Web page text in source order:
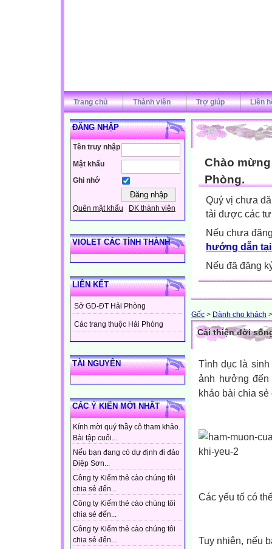
Trang chủ Thành viên Trợ giúp Liên
ĐĂNG NHẬP
Tên truy nhập
Mật khẩu
Ghi nhớ
Quên mật khẩu ĐK thành viên
VIOLET CÁC TỈNH THÀNH
LIÊN KẾT
Sở GD-ĐT Hải Phòng
Các trang thuộc Hải Phòng
TÀI NGUYÊN
CÁC Ý KIẾN MỚI NHẤT
Kính mời quý thầy cô tham khảo.
Bài tập cuối...
Nếu bạn đang có dự định đi đảo
Điệp Sơn...
Công ty Kiếm thẻ cào chúng tôi
chia sẻ đến...
Công ty Kiếm thẻ cào chúng tôi
chia sẻ đến...
Công ty Kiếm thẻ cào chúng tôi
chia sẻ đến...
Chào
Phòng.
Quý vị chưa
tải được các
Nếu chưa
hướng dẫn
Nếu đã đăng
Gốc > Dành cho khách >
Cải thiện đời
Tình dục là
ảnh hưởng đến
khảo bài chia
Các yếu tố có
Tuy nhiên, nếu